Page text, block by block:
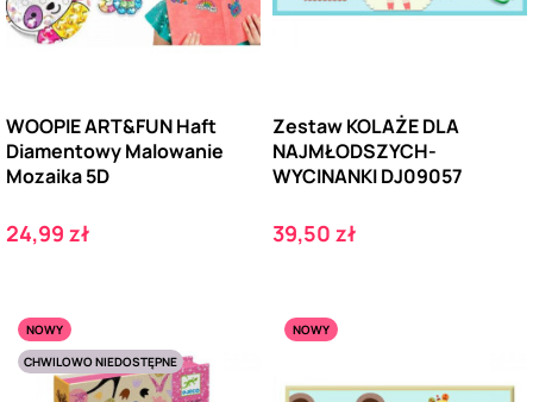
WOOPIE ART&FUN Haft
Diamentowy Malowanie
Mozaika 5D
Cena
24,99 zł
Zestaw KOLAŻE DLA
NAJMŁODSZYCH-
WYCINANKI DJ09057
Cena
39,50 zł
NOWY
CHWILOWO NIEDOSTĘPNE
NOWY